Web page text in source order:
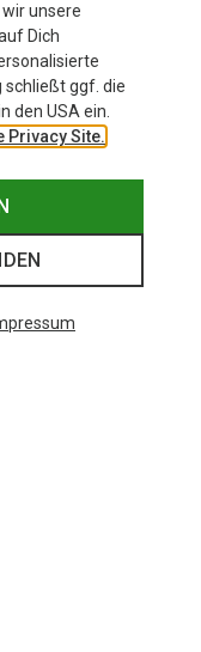
wir unsere
Dich
schließt ggf. die
den USA ein.
Privacy Site.